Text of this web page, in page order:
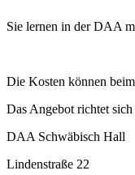
Sie lernen in der DAA
Die Kosten können
Das Angebot richtet
DAA Schwäbisch Hall
Lindenstraße 22